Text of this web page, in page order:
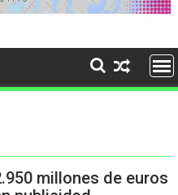
millones de euros